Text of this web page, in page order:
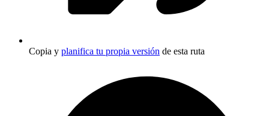
Copia y planifica tu propia versión de esta ruta